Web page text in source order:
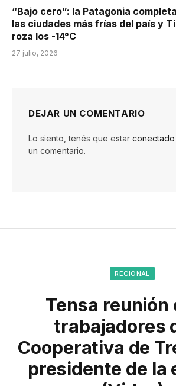
“Bajo cero”: la Patagonia
las ciudades más frías del país y
roza los -14°C
27 julio, 2026
DEJAR UN COMENTARIO
Lo siento, tenés que estar conectado
un comentario.
REGIONAL
Tensa reunión
trabajadores
Cooperativa de
presidente de la